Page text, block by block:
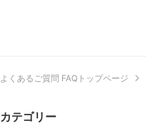
よくあるご質問 FAQトップページ
カテゴリー